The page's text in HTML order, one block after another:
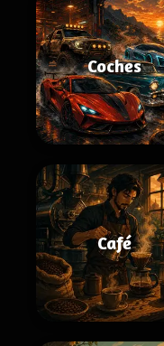
Coches
Café